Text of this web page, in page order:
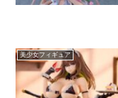
美少女フィギュア